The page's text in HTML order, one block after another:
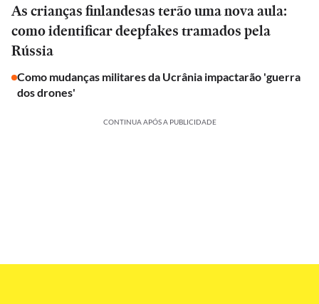
As crianças finlandesas terão uma nova aula:
como identificar deepfakes tramados pela
Rússia
Como mudanças militares da Ucrânia impactarão 'guerra
dos drones'
CONTINUA APÓS A PUBLICIDADE